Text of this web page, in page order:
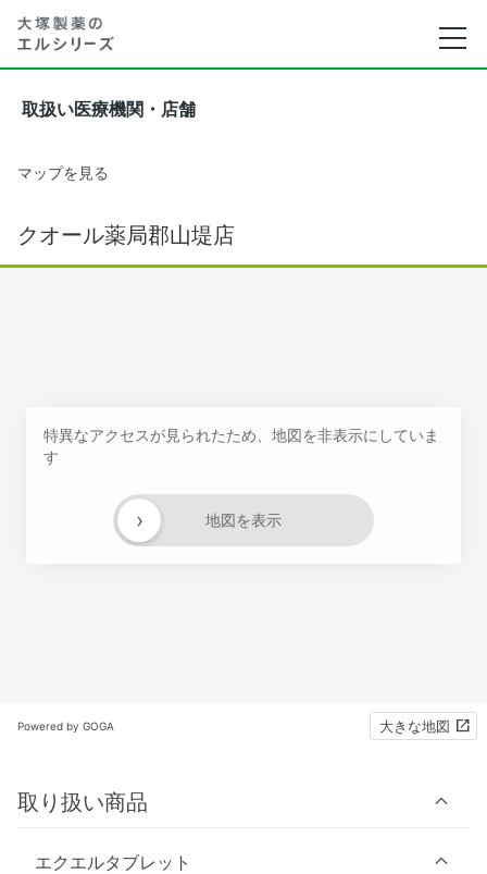
取扱い医療機関・店舗
マップを見る
クオール薬局郡山堤店
特異なアクセスが見られたため、地図を非表示にしていま
す
地図を表示
›
Powered by GOGA 大きな地図
取り扱い商品
エクエルタブレット